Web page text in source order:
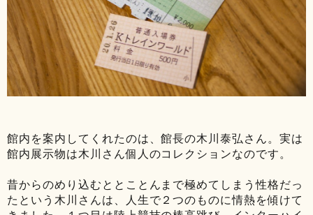
館内を案内してくれたのは、館長の木川泰弘さん。実は
館内展示物は木川さん個人のコレクションなのです。
昔からのめり込むととことんまで極めてしまう性格だっ
たという木川さんは、人生で２つのものに情熱を傾けて